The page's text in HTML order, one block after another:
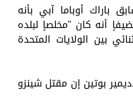
باراك أوباما آبي بأنه
أنه كان "مخلصاٍ لبلده
بين الولايات المتحدة
بوتين إن مقتل شينزو